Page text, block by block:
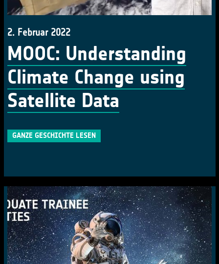
2. Februar 2022
MOOC: Understanding
Climate Change using
Satellite Data
GANZE GESCHICHTE LESEN